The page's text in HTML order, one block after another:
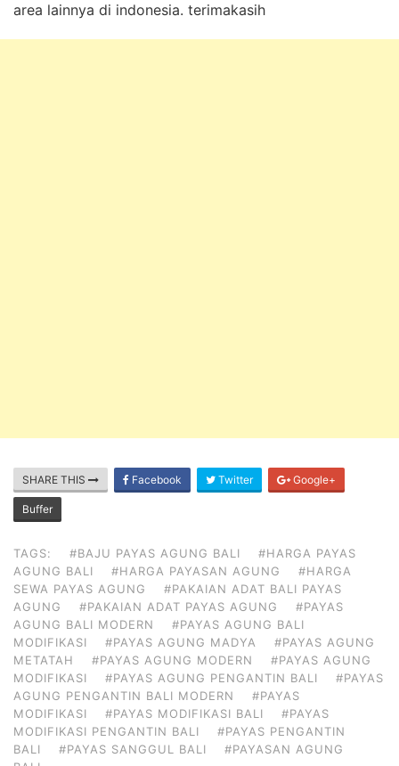
area lainnya di indonesia. terimakasih
SHARE THIS Facebook Twitter Google+
Buffer
TAGS: #BAJU PAYAS AGUNG BALI
#HARGA PAYAS
AGUNG BALI
#HARGA PAYASAN AGUNG
#HARGA
SEWA PAYAS AGUNG
#PAKAIAN ADAT BALI PAYAS
AGUNG
#PAKAIAN ADAT PAYAS AGUNG
#PAYAS
AGUNG BALI MODERN
#PAYAS AGUNG BALI
MODIFIKASI
#PAYAS AGUNG MADYA
#PAYAS AGUNG
METATAH
#PAYAS AGUNG MODERN
#PAYAS AGUNG
MODIFIKASI
#PAYAS AGUNG PENGANTIN BALI
#PAYAS
AGUNG PENGANTIN BALI MODERN
#PAYAS
MODIFIKASI
#PAYAS MODIFIKASI BALI
#PAYAS
MODIFIKASI PENGANTIN BALI
#PAYAS PENGANTIN
BALI
#PAYAS SANGGUL BALI
#PAYASAN AGUNG